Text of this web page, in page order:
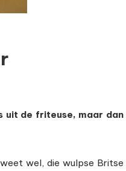
uit de friteuse, maar dan
wel, die wulpse Britse